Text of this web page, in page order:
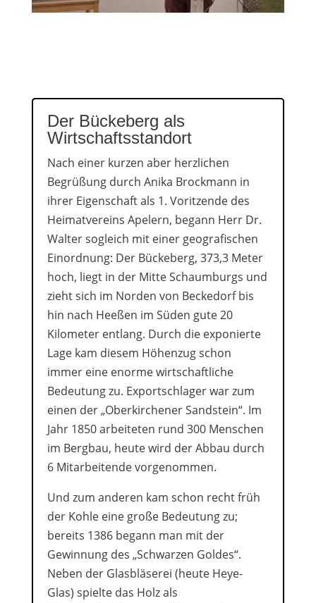
Der Bückeberg als
Wirtschaftsstandort
Nach einer kurzen aber herzlichen
Begrüßung durch Anika Brockmann in
ihrer Eigenschaft als 1. Voritzende des
Heimatvereins Apelern, begann Herr Dr.
Walter sogleich mit einer geografischen
Einordnung: Der Bückeberg, 373,3 Meter
hoch, liegt in der Mitte Schaumburgs und
zieht sich im Norden von Beckedorf bis
hin nach Heeßen im Süden gute 20
Kilometer entlang. Durch die exponierte
Lage kam diesem Höhenzug schon
immer eine enorme wirtschaftliche
Bedeutung zu. Exportschlager war zum
einen der „Oberkirchener Sandstein“. Im
Jahr 1850 arbeiteten rund 300 Menschen
im Bergbau, heute wird der Abbau durch
6 Mitarbeitende vorgenommen.
Und zum anderen kam schon recht früh
der Kohle eine große Bedeutung zu;
bereits 1386 begann man mit der
Gewinnung des „Schwarzen Goldes“.
Neben der Glasbläserei (heute Heye-
Glas) spielte das Holz als